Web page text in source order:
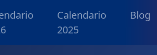
Calendario
2025
Blog